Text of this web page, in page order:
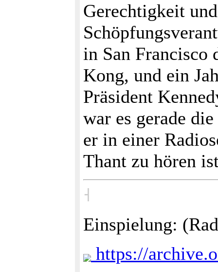
Gerechtigkeit
in San
Kong, und ein
Präsident
war es gerade
er in einer
Thant zu hören
˧
Einspielung:
https://